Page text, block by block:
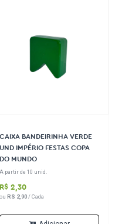
CAIXA BANDEIRINHA VERDE
UND IMPÉRIO FESTAS COPA
DO MUNDO
A partir de 10 unid.
R$ 2,30
ou RS 2,90/ Cada